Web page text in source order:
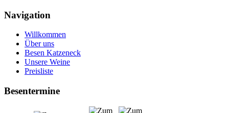
Navigation
Willkommen
Über uns
Besen Katzeneck
Unsere Weine
Preisliste
Besentermine